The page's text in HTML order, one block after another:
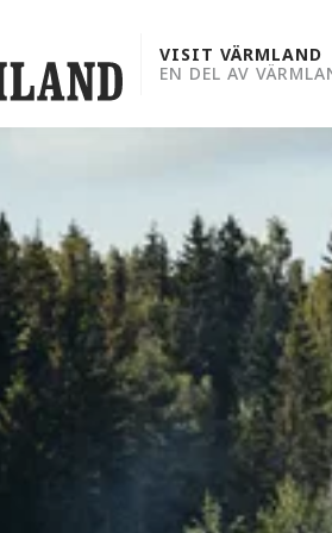
VISIT VÄRMLAND
EN DEL AV